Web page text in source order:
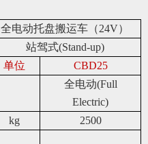
全电动托盘搬运车（24V）
站驾式(Stand-up)
单位 CBD25
全电动(Full
Electric)
kg
2500